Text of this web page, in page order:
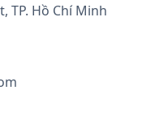
TP. Hồ Chí Minh